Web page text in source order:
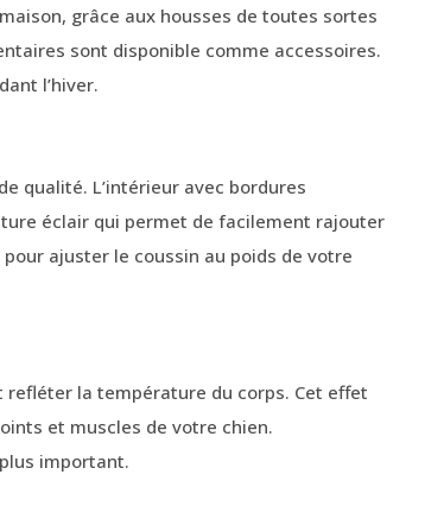
grâce aux housses de toutes sortes
sont disponible comme accessoires.
l’hiver.
qualité. L’intérieur avec bordures
éclair qui permet de facilement rajouter
ajuster le coussin au poids de votre
refléter la température du corps. Cet effet
et muscles de votre chien.
important.